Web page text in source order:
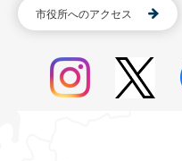
市役所へのアクセス